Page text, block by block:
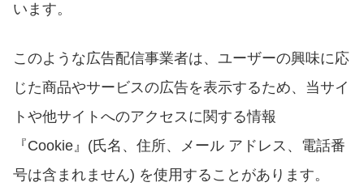
います。
このような広告配信事業者は、ユーザーの興味に応
じた商品やサービスの広告を表示するため、当サイ
トや他サイトへのアクセスに関する情報
『Cookie』(氏名、住所、メール アドレス、電話番
号は含まれません) を使用することがあります。